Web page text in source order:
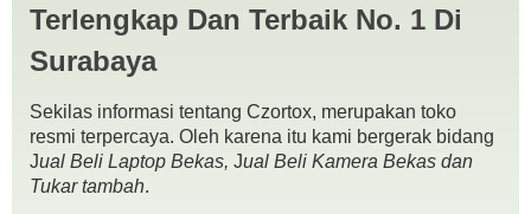
Terlengkap Dan Terbaik No. 1 Di
Surabaya
Sekilas informasi tentang Czortox, merupakan toko
resmi terpercaya. Oleh karena itu kami bergerak bidang
Jual Beli Laptop Bekas, Jual Beli Kamera Bekas dan
Tukar tambah.